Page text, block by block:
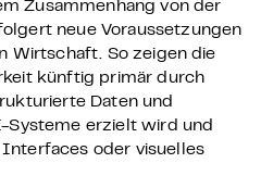
Zusammenhang von der
neue Voraussetzungen
Wirtschaft. So zeigen die
künftig primär durch
Daten und
Systeme erzielt wird und
oder visuelles